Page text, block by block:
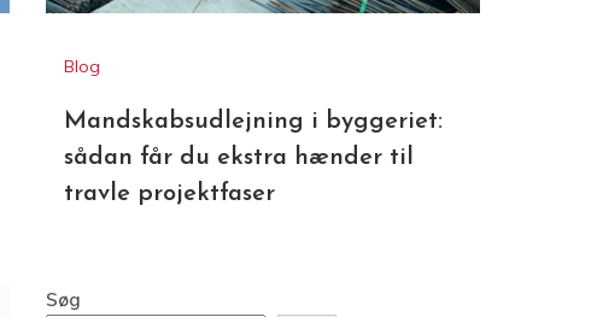
Blog
Mandskabsudlejning i byggeriet:
sådan får du ekstra hænder til
travle projektfaser
Søg